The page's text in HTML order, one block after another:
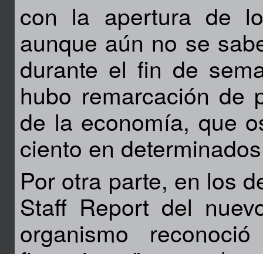
con la apertura de
aunque aún no se
durante el fin de
hubo remarcación de
de la economía, que
ciento en
Por otra parte, en los
Staff Report del
organismo